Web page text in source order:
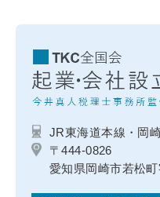
JR東海道本線・岡
〒444-0826
愛知県岡崎市若松